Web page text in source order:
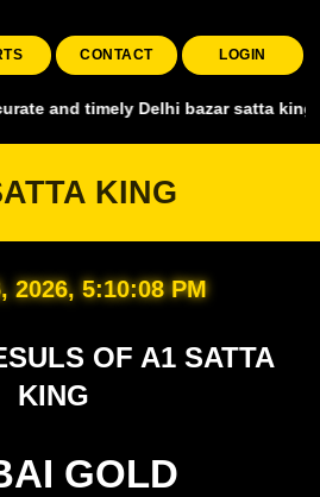
CONTACT LOGIN
Delhi bazar satta king,
KING
2026, 5:10:09 PM
OF A1 SATTA
KING
GOLD